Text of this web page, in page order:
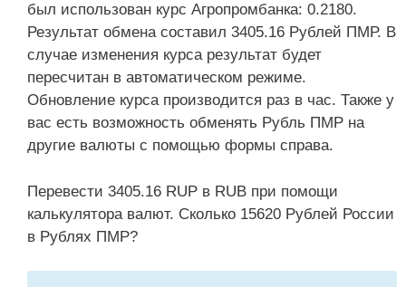
был использован курс Агропромбанка: 0.2180.
Результат обмена составил 3405.16 Рублей ПМР. В
случае изменения курса результат будет
пересчитан в автоматическом режиме.
Обновление курса производится раз в час. Также у
вас есть возможность обменять Рубль ПМР на
другие валюты с помощью формы справа.
Перевести 3405.16 RUP в RUB при помощи
калькулятора валют. Сколько 15620 Рублей России
в Рублях ПМР?